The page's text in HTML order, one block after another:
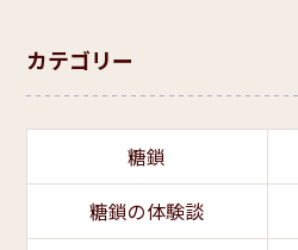
カテゴリー
糖鎖
糖鎖の体験談